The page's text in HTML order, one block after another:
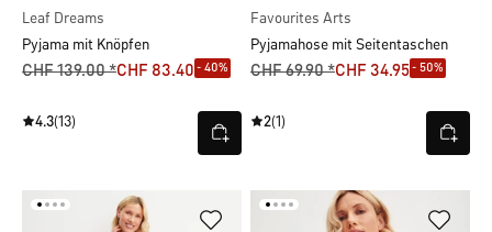
Leaf Dreams
Pyjama mit Knöpfen
CHF 139.00 *CHF 83.40 - 40%
4.3(13)
Favourites Arts
Pyjamahose mit Seitentaschen
CHF 69.90 *CHF 34.95- 50%
2(1)